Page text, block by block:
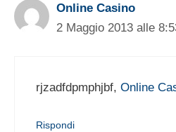
Online Casino
2 Maggio 2013 alle
rjzadfdpmphjbf, Online
Rispondi